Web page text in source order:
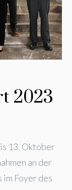
2023
13. Oktober
an der
Foyer des